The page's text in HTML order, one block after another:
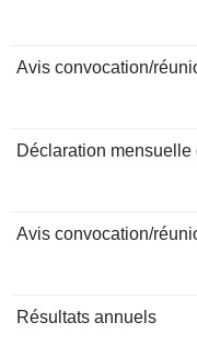
Avis convocation/
Déclaration
Avis convocation/
Résultats annuels